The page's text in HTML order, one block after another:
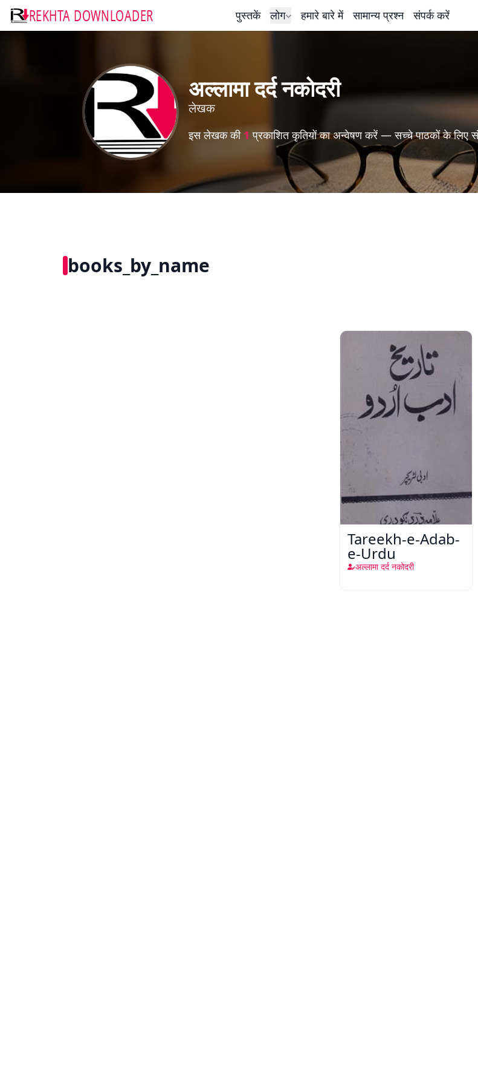
REKHTA DOWNLOADER पुस्तकें लोग हमारे बारे में सामान्य प्रश्न संपर्क करें
अल्लामा दर्द नकोदरी
लेखक
इस लेखक की 1 प्रकाशित कृतियों का अन्वेषण करें — सच्चे पाठकों के लिए
books_by_name
Tareekh-e-Adab-
e-Urdu
अल्लामा दर्द नकोदरी